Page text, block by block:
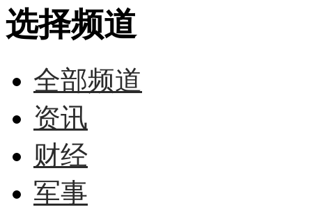
选择频道
全部频道
资讯
财经
军事